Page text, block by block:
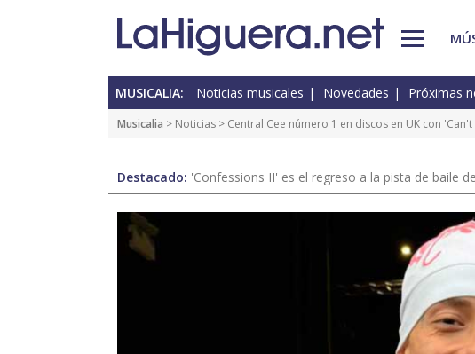
MUSICALIA: Noticias musicales Novedades Próximas
Musicalia > Noticias > Central Cee número 1 en discos en UK con
Destacado: 'Confessions II' es el regreso a la pista de baile